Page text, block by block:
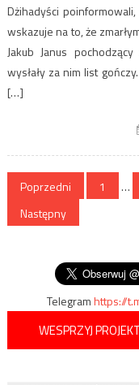
Dżihadyści
wskazuje na to, że
Jakub Janus
wysłały za nim list
[…]
wpisów
Poprzedni 1 …
Następny
Telegramhttps://
WESPRZYJ